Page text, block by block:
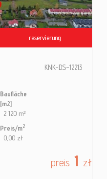
reservierung
KNK-DS-12213
Baufläche
[m2]
2 120 m²
Preis/m2
0,00 zł
preis 1 zł